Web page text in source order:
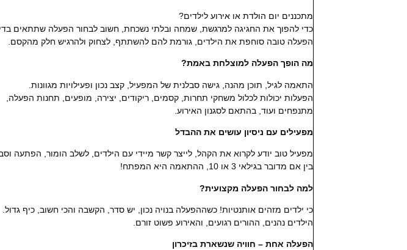
מתכננים יום הולדת או אירוע לילדים?
כדי להפוך את החגיגה למרגשת, שמחה ובלתי נשכחת, חשוב לבחור הפעלה שתתאים
הפעלה טובה סוחפת את הילדים, גורמת להם להשתתף, לצחוק ולהרגיש חלק מהקסם.
מה הופך הפעלה למוצלחת באמת?
התאמה לגיל, תוכן מהנה, גישה סבלנית של המפעיל, קצב נכון ופעילויות מגוונות.
הפעלות יכולות לכלול משחקי תחרות, קסמים, ריקודים, יצירה, מופעים, תחנות הפעלה,
מתנפחים ועוד, בהתאם לסגנון האירוע.
מפעילים עם ניסיון עושים את ההבדל
מפעיל טוב יודע לקרוא את הקהל, לייצר קשר מיידי עם הילדים, לשלב הומור, הפתעה
בין אם מדובר בגילאי 3 או 10, ההתאמה היא המפתח!
למה לבחור הפעלה מקצועית?
כי ילדים מזהים אותנטיות! כשההפעלה בנויה נכון, יש סדר, הקשבה והכי חשוב, כיף גדול.
הילדים נהנים, ההורים רגועים, והאירוע פשוט זורם.
הפעלה אחת – חוויה שנשארת בזיכרון